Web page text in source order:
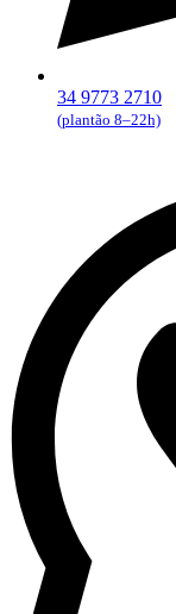
34 9773 2710
(plantão 8–22h)